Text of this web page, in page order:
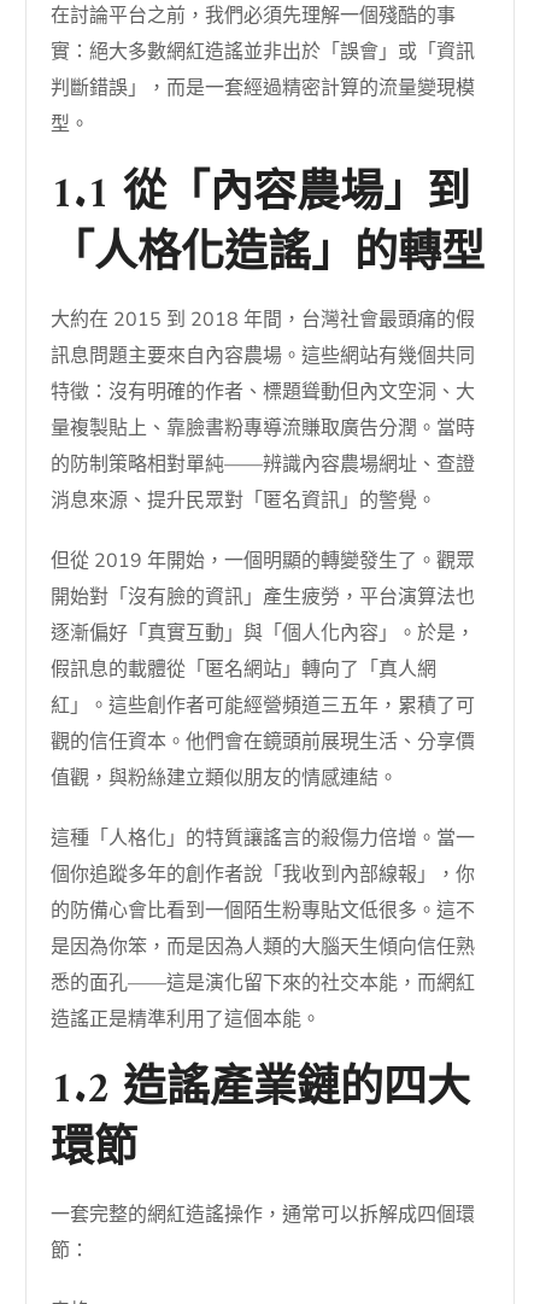
在討論平台之前，我們必須先理解一個殘酷的事
實：絕大多數網紅造謠並非出於「誤會」或「資訊
判斷錯誤」，而是一套經過精密計算的流量變現模
型。
1.1 從「內容農場」到
「人格化造謠」的轉型
大約在 2015 到 2018 年間，台灣社會最頭痛的假
訊息問題主要來自內容農場。這些網站有幾個共同
特徵：沒有明確的作者、標題聳動但內文空洞、大
量複製貼上、靠臉書粉專導流賺取廣告分潤。當時
的防制策略相對單純——辨識內容農場網址、查證
消息來源、提升民眾對「匿名資訊」的警覺。
但從 2019 年開始，一個明顯的轉變發生了。觀眾
開始對「沒有臉的資訊」產生疲勞，平台演算法也
逐漸偏好「真實互動」與「個人化內容」。於是，
假訊息的載體從「匿名網站」轉向了「真人網
紅」。這些創作者可能經營頻道三五年，累積了可
觀的信任資本。他們會在鏡頭前展現生活、分享價
值觀，與粉絲建立類似朋友的情感連結。
這種「人格化」的特質讓謠言的殺傷力倍增。當一
個你追蹤多年的創作者說「我收到內部線報」，你
的防備心會比看到一個陌生粉專貼文低很多。這不
是因為你笨，而是因為人類的大腦天生傾向信任熟
悉的面孔——這是演化留下來的社交本能，而網紅
造謠正是精準利用了這個本能。
1.2 造謠產業鏈的四大
環節
一套完整的網紅造謠操作，通常可以拆解成四個環
節：